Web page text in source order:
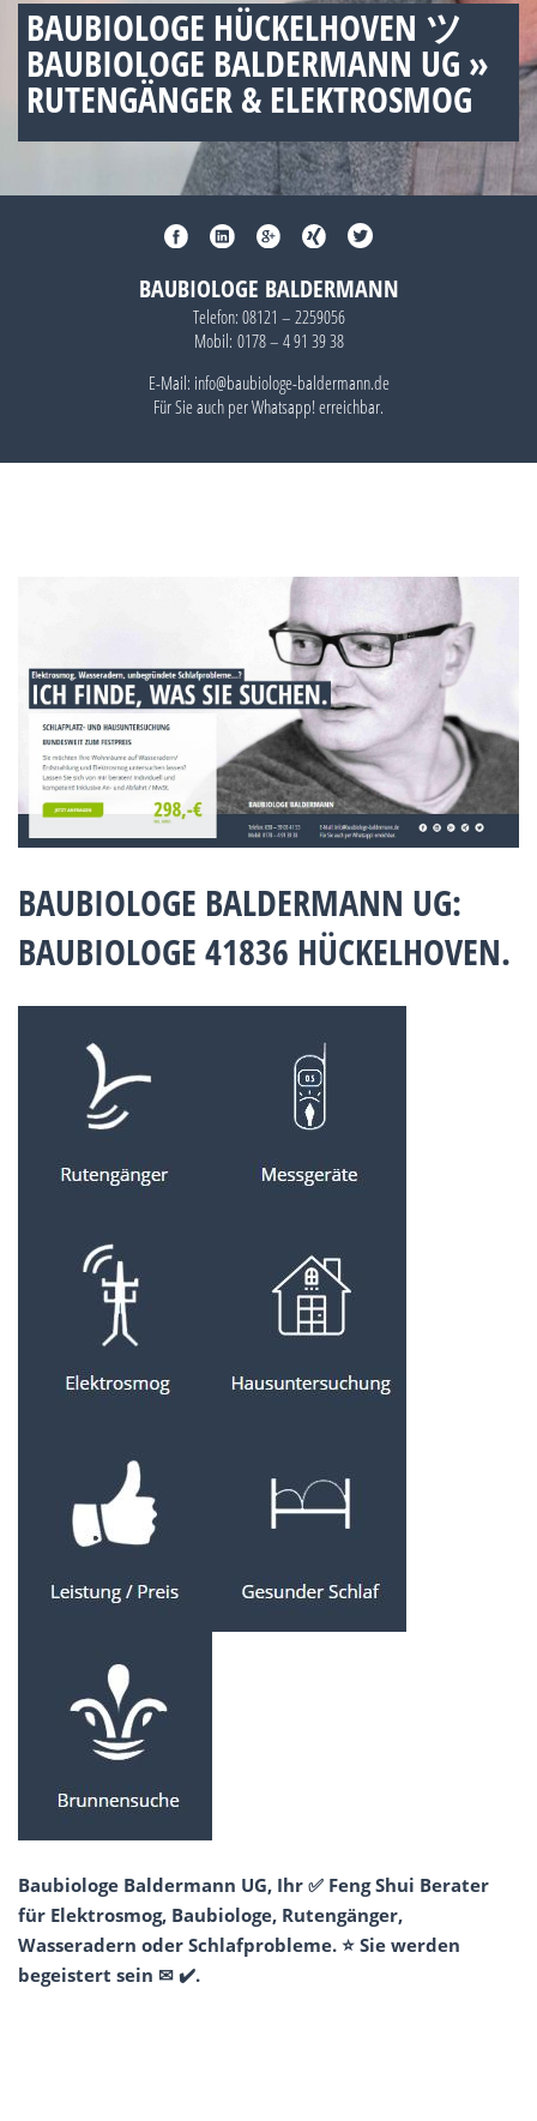
BAUBIOLOGE HÜCKELHOVEN ツ
BAUBIOLOGE BALDERMANN UG »
RUTENGÄNGER & ELEKTROSMOG
BAUBIOLOGE BALDERMANN
Telefon: 08121 – 2259056
Mobil: 0178 – 4 91 39 38
E-Mail: info@baubiologe-baldermann.de
Für Sie auch perWhatsapp!erreichbar.
BAUBIOLOGE BALDERMANN UG:
BAUBIOLOGE 41836 HÜCKELHOVEN.
Baubiologe Baldermann UG, Ihr ✅ Feng Shui Berater
für Elektrosmog, Baubiologe, Rutengänger,
Wasseradern oder Schlafprobleme. ⭐ Sie werden
begeistert sein ✉ ✔️.